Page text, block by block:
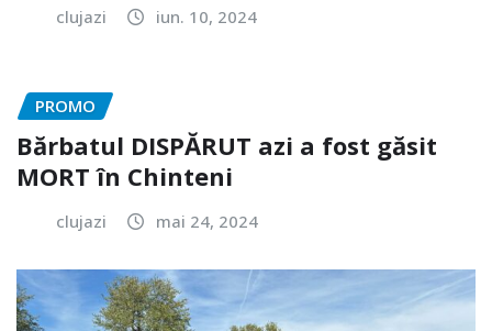
clujazi iun. 10, 2024
PROMO
Bărbatul DISPĂRUT azi a fost găsit
MORT în Chinteni
clujazi mai 24, 2024